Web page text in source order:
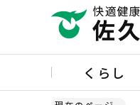
ー
の
くらし